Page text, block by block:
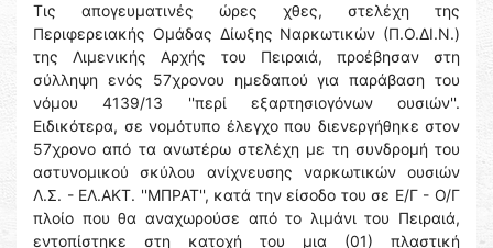
Τις απογευματινές ώρες χθες, στελέχη της
Περιφερειακής Ομάδας Δίωξης Ναρκωτικών (Π.Ο.ΔΙ.Ν.)
της Λιμενικής Αρχής του Πειραιά, προέβησαν στη
σύλληψη ενός 57χρονου ημεδαπού για παράβαση του
νόμου 4139/13 ''περί εξαρτησιογόνων ουσιών''.
Ειδικότερα, σε νομότυπο έλεγχο που διενεργήθηκε στον
57χρονο από τα ανωτέρω στελέχη με τη συνδρομή του
αστυνομικού σκύλου ανίχνευσης ναρκωτικών ουσιών
Λ.Σ. - ΕΛ.ΑΚΤ. ''ΜΠΡΑΤ'', κατά την είσοδο του σε Ε/Γ - Ο/Γ
πλοίο που θα αναχωρούσε από το λιμάνι του Πειραιά,
εντοπίστηκε στη κατοχή του μια (01) πλαστική